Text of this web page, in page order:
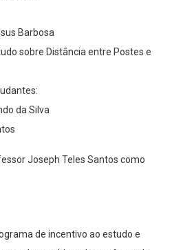
Barbosa
sobre Distância entre Postes e
da Silva
Joseph Teles Santos como
de incentivo ao estudo e